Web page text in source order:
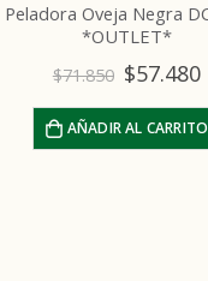
Peladora Oveja Negra
*OUTLET*
$71.850 $57.480
AÑADIR AL CARRITO